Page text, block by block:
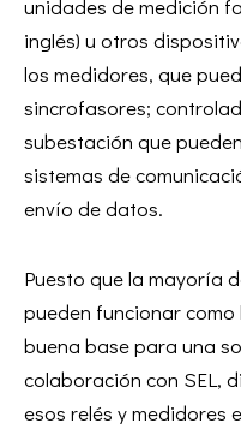
unidades de medición
inglés) u otros
los medidores, que
sincrofasores;
subestación que
sistemas de
envío de datos.
Puesto que la mayoría
pueden funcionar como
buena base para una
colaboración con SEL,
esos relés y medidores